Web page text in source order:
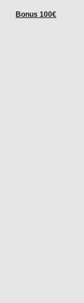
Bonus 100€